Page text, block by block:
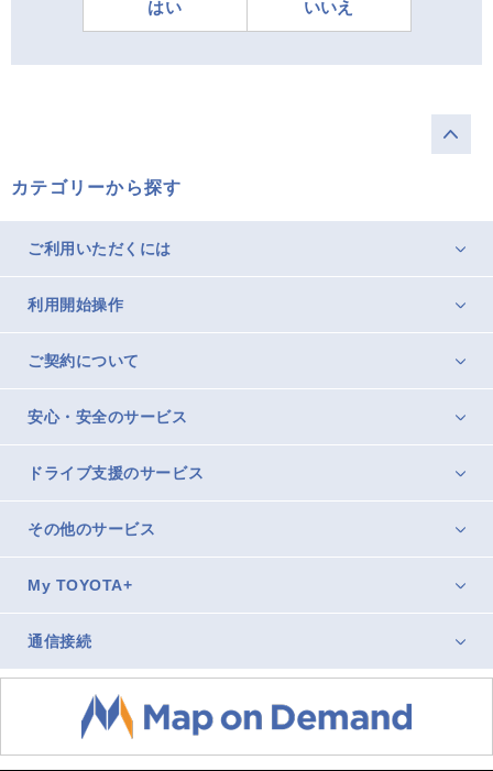
はい いいえ
カテゴリーから探す
ご利用いただくには
利用開始操作
ご契約について
安心・安全のサービス
ドライブ支援のサービス
その他のサービス
My TOYOTA+
通信接続